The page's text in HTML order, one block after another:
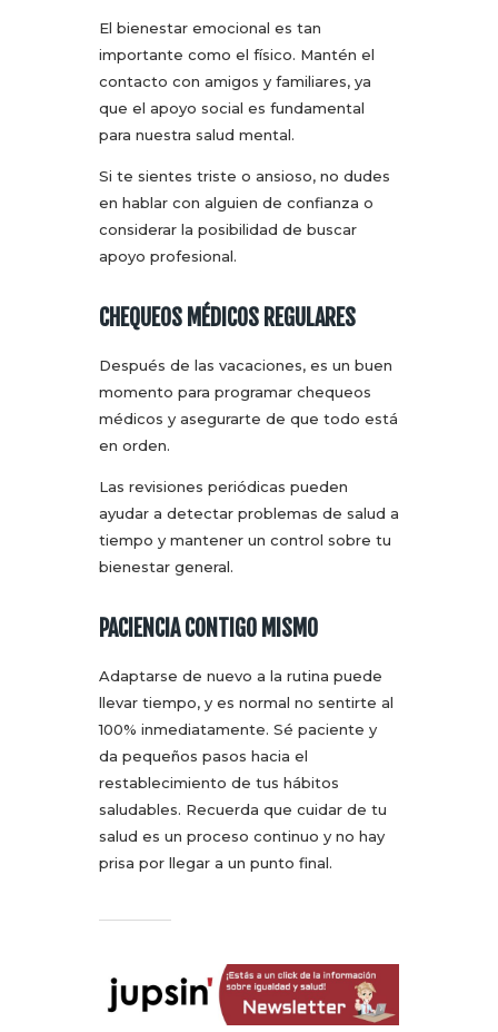
El bienestar emocional es tan
importante como el físico. Mantén el
contacto con amigos y familiares, ya
que el apoyo social es fundamental
para nuestra salud mental.
Si te sientes triste o ansioso, no dudes
en hablar con alguien de confianza o
considerar la posibilidad de buscar
apoyo profesional.
CHEQUEOS MÉDICOS REGULARES
Después de las vacaciones, es un buen
momento para programar chequeos
médicos y asegurarte de que todo está
en orden.
Las revisiones periódicas pueden
ayudar a detectar problemas de salud a
tiempo y mantener un control sobre tu
bienestar general.
PACIENCIA CONTIGO MISMO
Adaptarse de nuevo a la rutina puede
llevar tiempo, y es normal no sentirte al
100% inmediatamente. Sé paciente y
da pequeños pasos hacia el
restablecimiento de tus hábitos
saludables. Recuerda que cuidar de tu
salud es un proceso continuo y no hay
prisa por llegar a un punto final.